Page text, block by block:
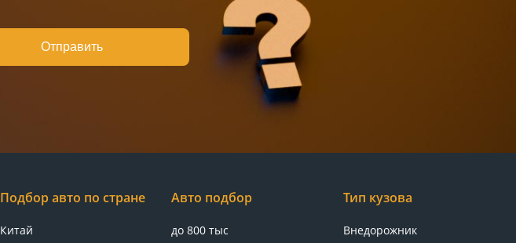
Отправить
Подбор авто по стране
Китай
Авто подбор
до 800 тыс
Тип кузова
Внедорожник